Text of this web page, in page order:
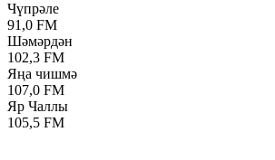
Чүпрәле
91,0 FM
Шәмәрдән
102,3 FM
Яңа чишмә
107,0 FM
Яр Чаллы
105,5 FM